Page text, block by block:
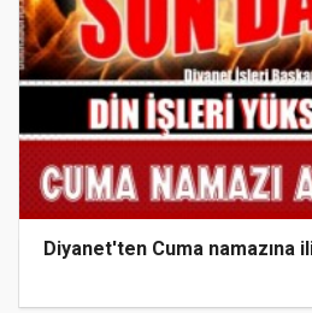
Diyanet'ten Cuma namazına